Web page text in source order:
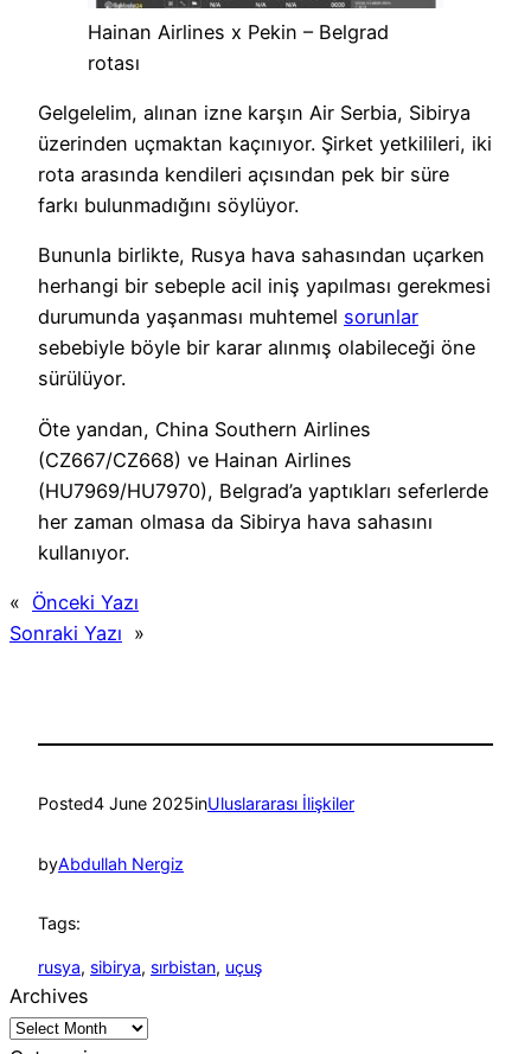
Hainan Airlines x Pekin – Belgrad
rotası
Gelgelelim, alınan izne karşın Air Serbia, Sibirya
üzerinden uçmaktan kaçınıyor. Şirket yetkilileri, iki
rota arasında kendileri açısından pek bir süre
farkı bulunmadığını söylüyor.
Bununla birlikte, Rusya hava sahasından uçarken
herhangi bir sebeple acil iniş yapılması gerekmesi
durumunda yaşanması muhtemel sorunlar
sebebiyle böyle bir karar alınmış olabileceği öne
sürülüyor.
Öte yandan, China Southern Airlines
(CZ667/CZ668) ve Hainan Airlines
(HU7969/HU7970), Belgrad’a yaptıkları seferlerde
her zaman olmasa da Sibirya hava sahasını
kullanıyor.
« Önceki Yazı
Sonraki Yazı »
Posted4 June 2025inUluslararası İlişkiler
byAbdullah Nergiz
Tags:
rusya, sibirya, sırbistan, uçuş
Archives